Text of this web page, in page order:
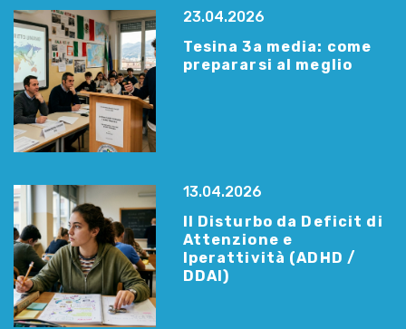
23.04.2026
Tesina 3a media: come
prepararsi al meglio
13.04.2026
Il Disturbo da Deficit di
Attenzione e
Iperattività (ADHD /
DDAI)